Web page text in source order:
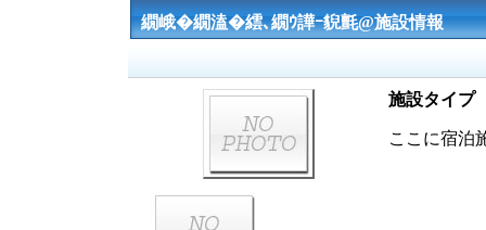
繝峨�繝溘�繧､繝ｳ譁ｰ貎氈@施設情報
施設タイプ
ここに宿泊